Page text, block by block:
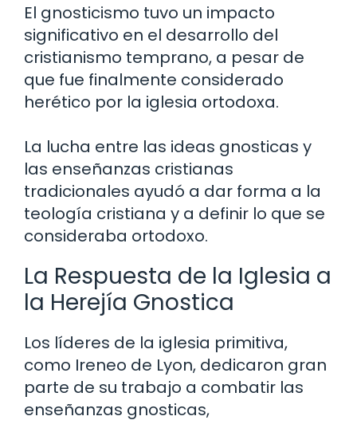
El gnosticismo tuvo un impacto
significativo en el desarrollo del
cristianismo temprano, a pesar de
que fue finalmente considerado
herético por la iglesia ortodoxa.
La lucha entre las ideas gnosticas y
las enseñanzas cristianas
tradicionales ayudó a dar forma a la
teología cristiana y a definir lo que se
consideraba ortodoxo.
La Respuesta de la Iglesia a
la Herejía Gnostica
Los líderes de la iglesia primitiva,
como Ireneo de Lyon, dedicaron gran
parte de su trabajo a combatir las
enseñanzas gnosticas,